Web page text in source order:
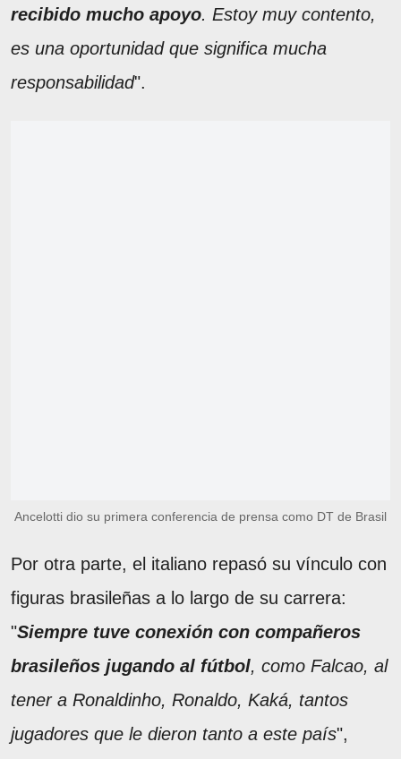
recibido mucho apoyo. Estoy muy contento,
es una oportunidad que significa mucha
responsabilidad".
Ancelotti dio su primera conferencia de prensa como DT de Brasil
Por otra parte, el italiano repasó su vínculo con
figuras brasileñas a lo largo de su carrera:
"Siempre tuve conexión con compañeros
brasileños jugando al fútbol, como Falcao, al
tener a Ronaldinho, Ronaldo, Kaká, tantos
jugadores que le dieron tanto a este país",